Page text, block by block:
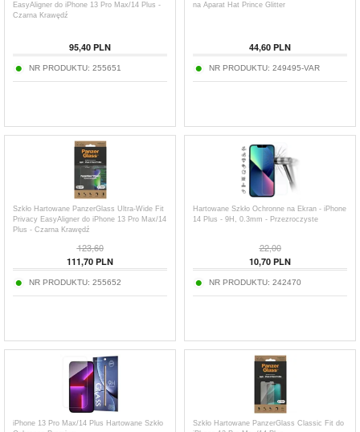
EasyAligner do iPhone 13 Pro Max/14 Plus -
Czarna Krawędź
95,40 PLN
NR PRODUKTU: 255651
na Aparat Hat Prince Glitter
44,60 PLN
NR PRODUKTU: 249495-VAR
Szkło Hartowane PanzerGlass Ultra-Wide Fit
Privacy EasyAligner do iPhone 13 Pro Max/14
Plus - Czarna Krawędź
123,60
111,70 PLN
NR PRODUKTU: 255652
Hartowane Szkło Ochronne na Ekran - iPhone
14 Plus - 9H, 0.3mm - Przezroczyste
22,00
10,70 PLN
NR PRODUKTU: 242470
iPhone 13 Pro Max/14 Plus Hartowane Szkło
Szkło Hartowane PanzerGlass Classic Fit do